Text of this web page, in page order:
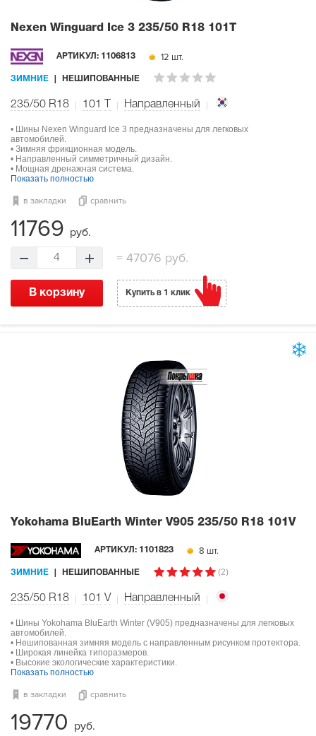
Nexen Winguard Ice 3 235/50 R18 101T
АРТИКУЛ: 1106813 12 шт.
ЗИМНИЕ НЕШИПОВАННЫЕ
235/50 R18 101 Направленный
• Шины Nexen Winguard Ice 3 предназначены для легковых
автомобилей.
• Зимняя фрикционная модель.
• Направленный симметричный дизайн.
• Мощная дренажная система.
Показать полностью
в закладки сравнить
11769 руб.
4 =47076 руб.
В корзину Купить в 1 клик
Yokohama BluEarth Winter V905 235/50 R18 101V
АРТИКУЛ: 1101823 8 шт.
ЗИМНИЕ НЕШИПОВАННЫЕ (2)
235/50 R18 101 V Направленный
• Шины Yokohama BluEarth Winter (V905) предназначены для легковых
автомобилей.
• Нешипованная зимняя модель с направленным рисунком протектора.
• Широкая линейка типоразмеров.
• Высокие экологические характеристики.
Показать полностью
в закладки сравнить
19770 руб.